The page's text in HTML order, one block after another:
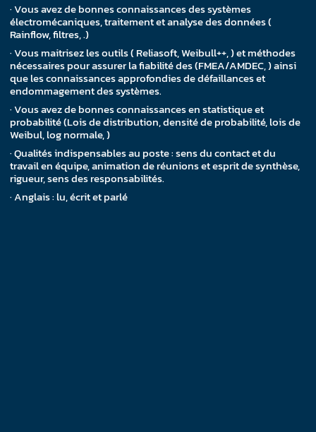
· Vous avez de bonnes connaissances des systèmes
électromécaniques, traitement et analyse des données (
Rainflow, filtres, .)
· Vous maitrisez les outils ( Reliasoft, Weibull++, ) et méthodes
nécessaires pour assurer la fiabilité des (FMEA/AMDEC, ) ainsi
que les connaissances approfondies de défaillances et
endommagement des systèmes.
· Vous avez de bonnes connaissances en statistique et
probabilité (Lois de distribution, densité de probabilité, lois de
Weibul, log normale, )
· Qualités indispensables au poste : sens du contact et du
travail en équipe, animation de réunions et esprit de synthèse,
rigueur, sens des responsabilités.
· Anglais : lu, écrit et parlé